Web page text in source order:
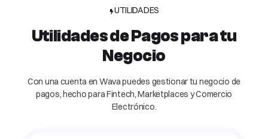
UTILIDADES
Utilidades de Pagos para tu
Negocio
Con una cuenta en Wava puedes gestionar tu negocio de
pagos, hecho para Fintech, Marketplaces y Comercio
Electrónico.